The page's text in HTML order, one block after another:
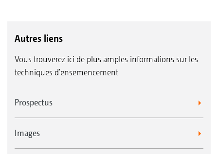
Autres liens
Vous trouverez ici de plus amples informations sur les
techniques d'ensemencement
Prospectus
Images